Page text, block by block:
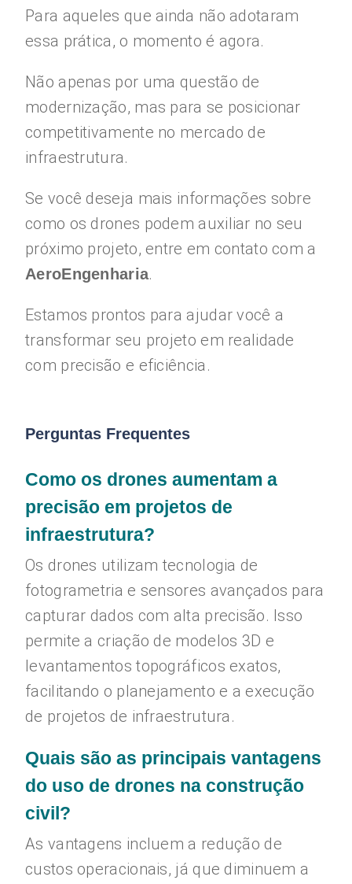
Para aqueles que ainda não adotaram
essa prática, o momento é agora.
Não apenas por uma questão de
modernização, mas para se posicionar
competitivamente no mercado de
infraestrutura.
Se você deseja mais informações sobre
como os drones podem auxiliar no seu
próximo projeto, entre em contato com a
AeroEngenharia.
Estamos prontos para ajudar você a
transformar seu projeto em realidade
com precisão e eficiência.
Perguntas Frequentes
Como os drones aumentam a
precisão em projetos de
infraestrutura?
Os drones utilizam tecnologia de
fotogrametria e sensores avançados para
capturar dados com alta precisão. Isso
permite a criação de modelos 3D e
levantamentos topográficos exatos,
facilitando o planejamento e a execução
de projetos de infraestrutura.
Quais são as principais vantagens
do uso de drones na construção
civil?
As vantagens incluem a redução de
custos operacionais, já que diminuem a